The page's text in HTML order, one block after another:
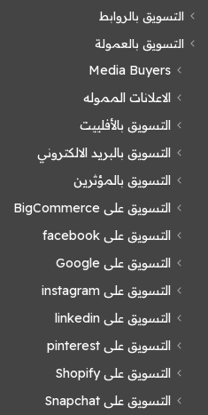
التسويق بالروابط
التسويق بالعمولة
Media Buyers
الاعلانات المموله
التسويق بالأفلييت
التسويق بالبريد الالكتروني
التسويق بالمؤثرين
التسويق على BigCommerce
التسويق على facebook
التسويق على Google
التسويق على instagram
التسويق على linkedin
التسويق على pinterest
التسويق على Shopify
التسويق على Snapchat